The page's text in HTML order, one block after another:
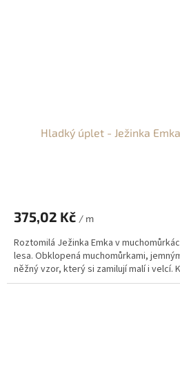
Hladký úplet - Ježinka
375,02 Kč / m
Roztomilá Ježinka Emka v
lesa. Obklopená muchomůrkami,
něžný vzor, ​​který si zamilují malí i velcí.